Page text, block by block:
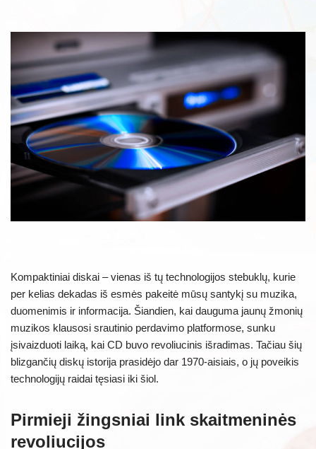
Kompaktiniai diskai – vienas iš tų technologijos stebuklų, kurie
per kelias dekadas iš esmės pakeitė mūsų santykį su muzika,
duomenimis ir informacija. Šiandien, kai dauguma jaunų žmonių
muzikos klausosi srautinio perdavimo platformose, sunku
įsivaizduoti laiką, kai CD buvo revoliucinis išradimas. Tačiau šių
blizgančių diskų istorija prasidėjo dar 1970-aisiais, o jų poveikis
technologijų raidai tęsiasi iki šiol.
Pirmieji žingsniai link skaitmeninės
revoliucijos